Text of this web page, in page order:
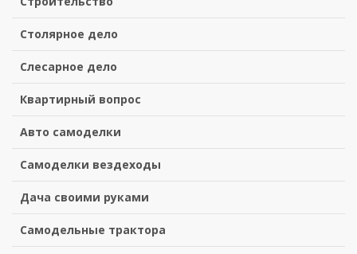
Столярное дело
Слесарное дело
Квартирный вопрос
Авто самоделки
Самоделки вездеходы
Дача своими руками
Самодельные трактора